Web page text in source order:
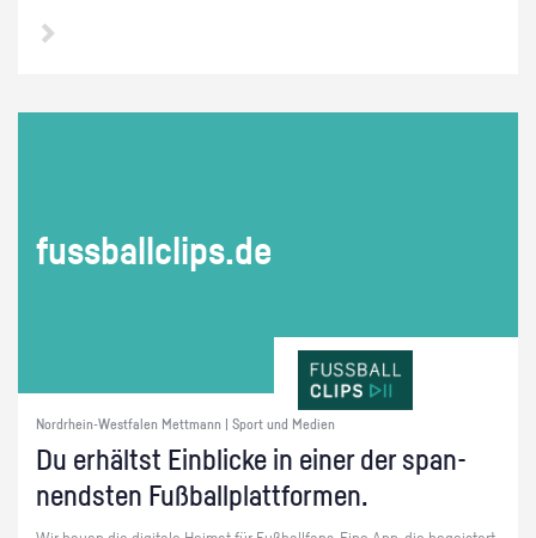
fuss­ball­clips.de
Nordrhein-Westfalen Mettmann | Sport und Medien
Du er­hältst Ein­bli­cke in einer der span­
nends­ten Fuß­ball­platt­for­men.